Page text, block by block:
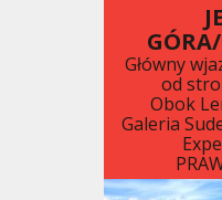
Główny
od
Obok
Galeria